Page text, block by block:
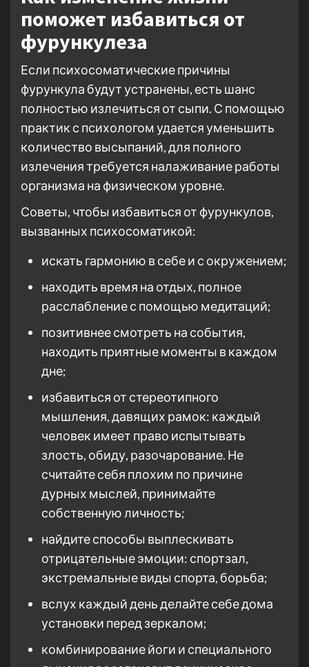
поможет избавиться от
фурункулеза
Если психосоматические причины
фурункула будут устранены, есть шанс
полностью излечиться от сыпи. С помощью
практик с психологом удается уменьшить
количество высыпаний, для полного
излечения требуется налаживание работы
организма на физическом уровне.
Советы, чтобы избавиться от фурункулов,
вызванных психосоматикой:
искать гармонию в себе и с окружением;
находить время на отдых, полное
расслабление с помощью медитаций;
позитивнее смотреть на события,
находить приятные моменты в каждом
дне;
избавиться от стереотипного
мышления, давящих рамок: каждый
человек имеет право испытывать
злость, обиду, разочарование. Не
считайте себя плохим по причине
дурных мыслей, принимайте
собственную личность;
найдите способы выплескивать
отрицательные эмоции: спортзал,
экстремальные виды спорта, борьба;
вслух каждый день делайте себе дома
установки перед зеркалом;
комбинирование йоги и специального